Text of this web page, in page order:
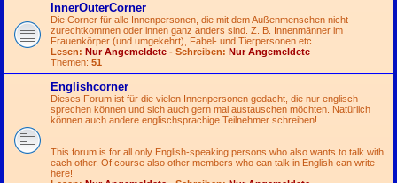
InnerOuterCorner
Die Corner für alle Innenpersonen, die mit dem Außenmenschen nicht
zurechtkommen oder innen ganz anders sind. Z. B. Innenmänner im
Frauenkörper (und umgekehrt), Fabel- und Tierpersonen etc.
Lesen: Nur Angemeldete - Schreiben: Nur Angemeldete
Themen: 51
Englishcorner
Dieses Forum ist für die vielen Innenpersonen gedacht, die nur englisch
sprechen können und sich auch gern mal austauschen möchten. Natürlich
können auch andere englischsprachige Teilnehmer schreiben!
---------
This forum is for all only English-speaking persons who also wants to talk with
each other. Of course also other members who can talk in English can write
here!